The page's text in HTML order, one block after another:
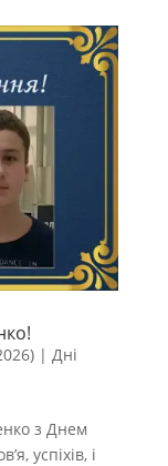
| Дні
з Днем
успіхів, і